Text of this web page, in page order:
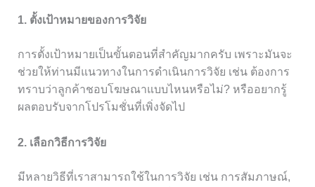
1. ตั้งเป้าหมายของการวิจัย
การตั้งเป้าหมายเป็นขั้นตอนที่สำคัญมากครับ เพราะมันจะ
ช่วยให้ท่านมีแนวทางในการดำเนินการวิจัย เช่น ต้องการ
ทราบว่าลูกค้าชอบโฆษณาแบบไหนหรือไม่? หรืออยากรู้
ผลตอบรับจากโปรโมชั่นที่เพิ่งจัดไป
2. เลือกวิธีการวิจัย
มีหลายวิธีที่เราสามารถใช้ในการวิจัย เช่น การสัมภาษณ์,